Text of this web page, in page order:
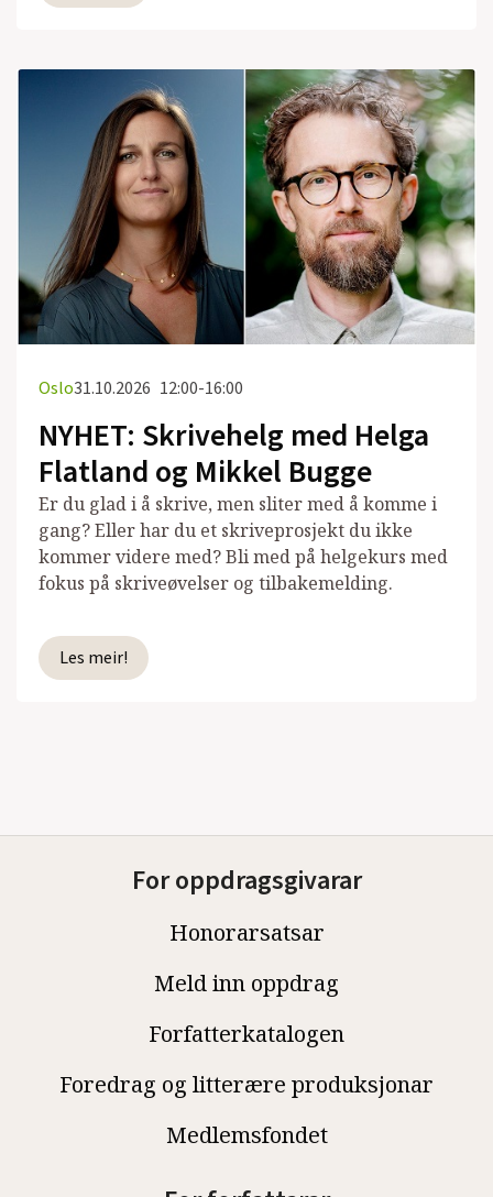
Oslo31.10.2026 12:00-16:00
NYHET: Skrivehelg med Helga
Flatland og Mikkel Bugge
Er du glad i å skrive, men sliter med å komme i
gang? Eller har du et skriveprosjekt du ikke
kommer videre med? Bli med på helgekurs med
fokus på skriveøvelser og tilbakemelding.
Les meir!
For oppdragsgivarar
Honorarsatsar
Meld inn oppdrag
Forfatterkatalogen
Foredrag og litterære produksjonar
Medlemsfondet